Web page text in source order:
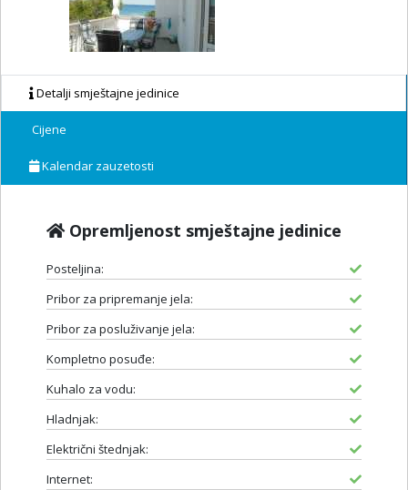
Detalji smještajne jedinice
Cijene
Kalendar zauzetosti
Opremljenost smještajne jedinice
Posteljina:
Pribor za pripremanje jela:
Pribor za posluživanje jela:
Kompletno posuđe:
Kuhalo za vodu:
Hladnjak:
Električni štednjak:
Internet: